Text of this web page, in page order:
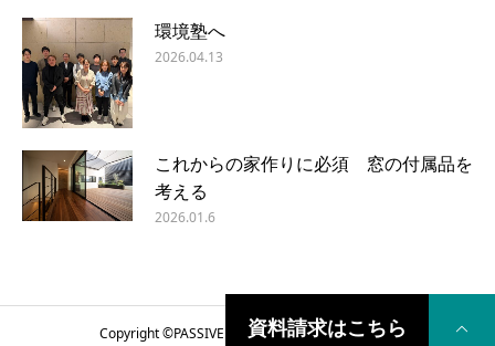
環境塾へ
2026.04.13
これからの家作りに必須 窓の付属品を
考える
2026.01.6
Copyright ©PASSIVE DESIGN COME HOME2018
資料請求はこちら